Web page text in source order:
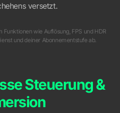
versetzt.
wie Auflösung, FPS und HDR
und deiner Abonnementstufe ab.
Steuerung &